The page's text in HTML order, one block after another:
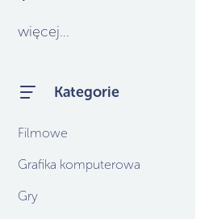
więcej...
Kategorie
Filmowe
Grafika komputerowa
Gry